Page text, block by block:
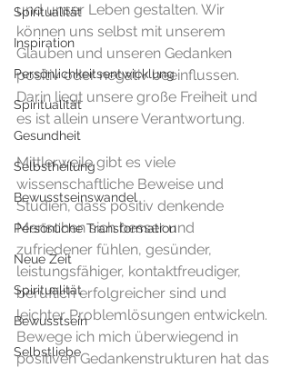
Spiritualität
Inspiration
Persönlichkeitsentwicklung
Spiritualität
Gesundheit
Selbstheilung
Bewusstseinswandel
Persönliche Transformation
Neue Zeit
Spiritualität
Bewusstsein
Selbstliebe
und unser Leben gestalten. Wir
können uns selbst mit unserem
Glauben und unseren Gedanken
positiv oder negativ beeinflussen.
Darin liegt unsere große Freiheit und
es ist allein unsere Verantwortung.
Mittlerweile gibt es viele
wissenschaftliche Beweise und
Studien, dass positiv denkende
Menschen sich besser und
zufriedener fühlen, gesünder,
leistungsfähiger, kontaktfreudiger,
beruflich erfolgreicher sind und
leichter Problemlösungen entwickeln.
Bewege ich mich überwiegend in
positiven Gedankenstrukturen hat das